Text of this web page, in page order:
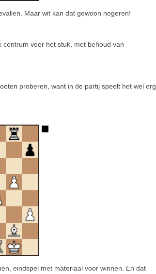
Maar wit kan dat gewoon negeren!
voor het stuk, met behoud van
proberen, want in de partij speelt het wel erg
eindspel met materiaal voor winnen. En dat